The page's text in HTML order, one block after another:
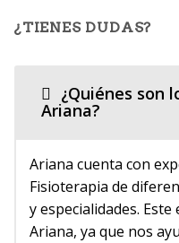
¿TIENES DUDAS?
¿Quiénes son
Ariana?
Ariana cuenta con
Fisioterapia de
y especialidades.
Ariana, ya que nos